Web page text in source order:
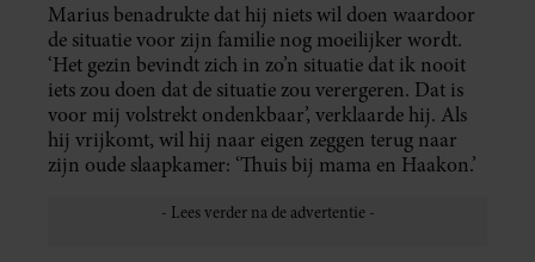
Marius benadrukte dat hij niets wil doen waardoor
de situatie voor zijn familie nog moeilijker wordt.
‘Het gezin bevindt zich in zo’n situatie dat ik nooit
iets zou doen dat de situatie zou verergeren. Dat is
voor mij volstrekt ondenkbaar’, verklaarde hij. Als
hij vrijkomt, wil hij naar eigen zeggen terug naar
zijn oude slaapkamer: ‘Thuis bij mama en Haakon.’